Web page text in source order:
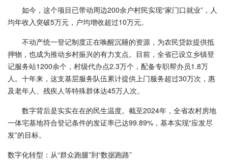
如今，这个项目已带动周边200余户村民实现“家门口就业”，人
均年收入突破5万元，户均增收超过10万元。
不动产统一登记制度正在唤醒沉睡的资源，为农民贷款提供抵
押物，也成为推动乡村振兴的有力支点。目前，全省已设立乡镇登
记服务站1200余个，村级代办点2.3万个，配备专职帮办员1.8万
人。十年来，这支基层服务队伍累计提供上门服务超过30万次，惠
及老年人、残疾人等特殊群体达45万人次。
数字背后是实实在在的民生温度。截至2024年，全省农村房地
一体宅基地符合登记条件的发证率已达99.89%，基本实现“应发尽
发”的目标。
数字化转型：从“群众跑腿”到“数据跑路”